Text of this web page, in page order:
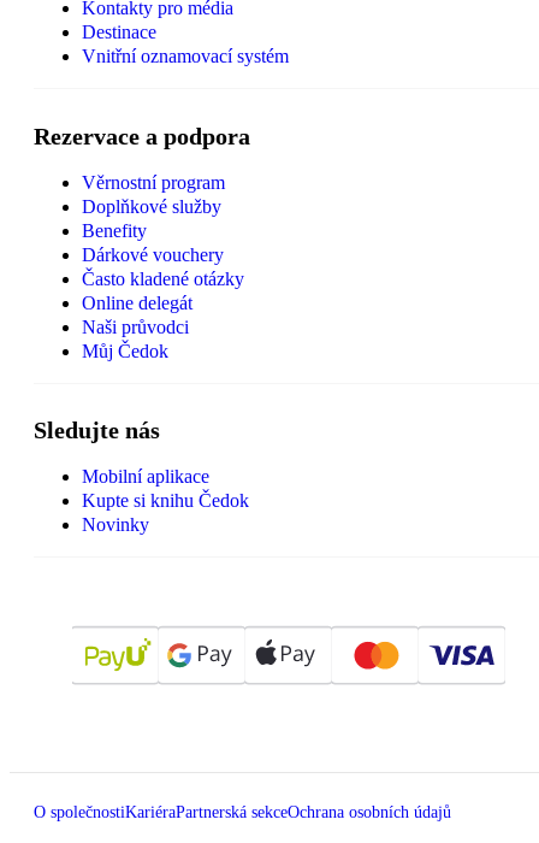
Kontakty pro média
Destinace
Vnitřní oznamovací systém
Rezervace a podpora
Věrnostní program
Doplňkové služby
Benefity
Dárkové vouchery
Často kladené otázky
Online delegát
Naši průvodci
Můj Čedok
Sledujte nás
Mobilní aplikace
Kupte si knihu Čedok
Novinky
O společnostiKariéraPartnerská sekceOchrana osobních údajů